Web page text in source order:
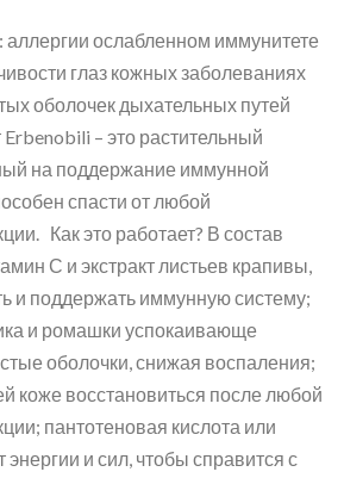
аллергии ослабленном иммунитете
глаз кожных заболеваниях
оболочек дыхательных путей
Erbenobili – это растительный
на поддержание иммунной
спасти от любой
Как это работает? В состав
С и экстракт листьев крапивы,
и поддержать иммунную систему;
и ромашки успокаивающе
оболочки, снижая воспаления;
восстановиться после любой
пантотеновая кислота или
и сил, чтобы справится с